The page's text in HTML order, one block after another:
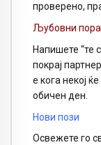
проверено,
Љубовни
Напишете “те
покрај
е кога некој
обичен ден.
Нови пози
Освежете го